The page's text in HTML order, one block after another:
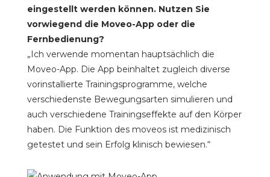
eingestellt werden können. Nutzen Sie
vorwiegend die Moveo-App oder die
Fernbedienung?
„Ich verwende momentan hauptsächlich die
Moveo-App. Die App beinhaltet zugleich diverse
vorinstallierte Trainingsprogramme, welche
verschiedenste Bewegungsarten simulieren und
auch verschiedene Trainingseffekte auf den Körper
haben. Die Funktion des moveos ist medizinisch
getestet und sein Erfolg klinisch bewiesen.“